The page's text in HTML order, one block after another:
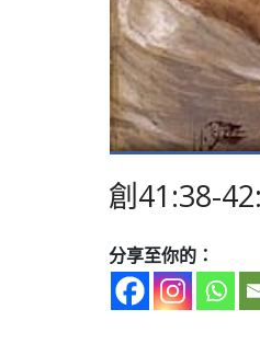
創41:38-
分享至你的：